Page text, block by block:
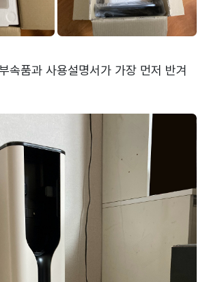
속품과 사용설명서가 가장 먼저 반겨